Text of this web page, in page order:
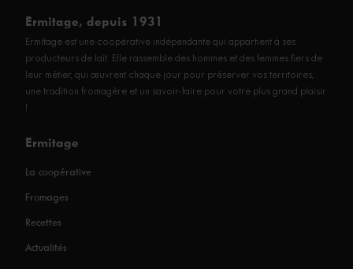
Ermitage, depuis 1931
Ermitage est une coopérative indépendante qui appartient à ses
producteurs de lait. Elle rassemble des hommes et des femmes fiers de
leur métier, qui œuvrent chaque jour pour préserver vos territoires,
une tradition fromagère et un savoir-faire pour votre plus grand plaisir
!
Ermitage
La coopérative
Fromages
Recettes
Actualités